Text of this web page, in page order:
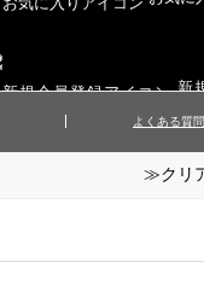
新
▲レディーススカート
よくある質問
≫クリ